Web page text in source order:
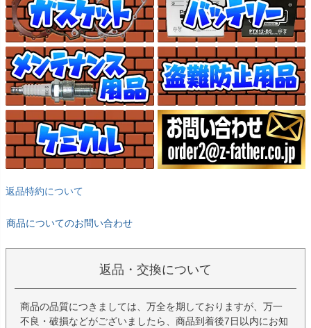
返品特約について
商品についてのお問い合わせ
返品・交換について
商品の品質につきましては、万全を期しておりますが、万一
不良・破損などがございましたら、商品到着後7日以内にお知